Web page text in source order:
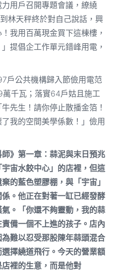
用戶召開專題會議，繚繞
林天秤終於對自己說話，興
我用百萬現金買下這棟樓，
提倡企工作單元錯峰用電，
戶公共機構歸入節儉用電范
千瓦；落實64戶姑且施工
先生！請你停止散播金箔！
我的空間美學係數！」儉用
師》第一章：蒜泥與末日預兆
宙水餃中心」的店裡，但這
的藍色塑膠棚，與「宇宙」
。他正在對著一缸已經發酵
。「你還不夠靈動，我的蒜
備一個不上進的孩子。店內
難以忍受那股陳年蒜頭混合
擇繞道飛行。今天的營業額
裡的生意，而是他對